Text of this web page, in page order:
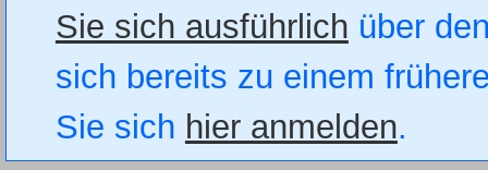
Sie sich ausführlich über
sich bereits zu einem
Sie sich hier anmelden.